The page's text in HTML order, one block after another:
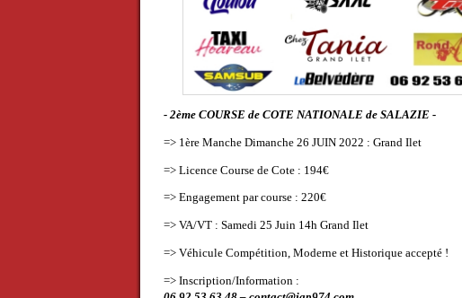
- 2ème COURSE de COTE NATIONALE de SALAZIE -
=> 1ère Manche Dimanche 26 JUIN 2022 : Grand Ilet
=> Licence Course de Cote : 194€
=> Engagement par course : 220€
=> VA/VT : Samedi 25 Juin 14h Grand Ilet
=> Véhicule Compétition, Moderne et Historique accepté !
=> Inscription/Information :